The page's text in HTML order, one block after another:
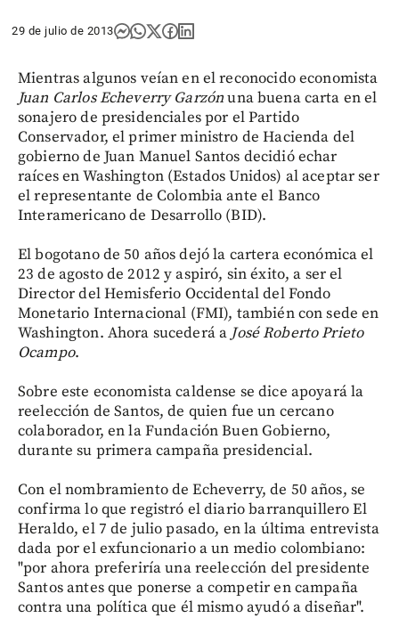
29 de julio de 2013
Mientras algunos veían en el reconocido economista
Juan Carlos Echeverry Garzónuna buena carta en el
sonajero de presidenciales por el Partido
Conservador, el primer ministro de Hacienda del
gobierno de Juan Manuel Santos decidió echar
raíces en Washington (Estados Unidos) al aceptar ser
el representante de Colombia ante el Banco
Interamericano de Desarrollo (BID).
El bogotano de 50 años dejó la cartera económica el
23 de agosto de 2012 y aspiró, sin éxito, a ser el
Director del Hemisferio Occidental del Fondo
Monetario Internacional (FMI), también con sede en
Washington. Ahora sucederá a José Roberto Prieto
Ocampo.
Sobre este economista caldense se dice apoyará la
reelección de Santos, de quien fue un cercano
colaborador, en la Fundación Buen Gobierno,
durante su primera campaña presidencial.
Con el nombramiento de Echeverry, de 50 años, se
confirma lo que registró el diario barranquillero El
Heraldo, el 7 de julio pasado, en la última entrevista
dada por el exfuncionario a un medio colombiano:
"por ahora preferiría una reelección del presidente
Santos antes que ponerse a competir en campaña
contra una política que él mismo ayudó a diseñar".